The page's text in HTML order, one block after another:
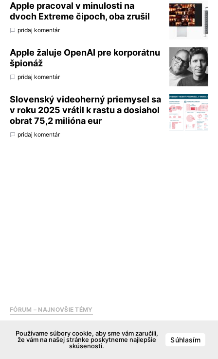
Apple pracoval v minulosti na
dvoch Extreme čipoch, oba zrušil
pridaj komentár
Apple žaluje OpenAI pre korporátnu
špionáž
pridaj komentár
Slovenský videoherný priemysel sa
v roku 2025 vrátil k rastu a dosiahol
obrat 75,2 milióna eur
pridaj komentár
FÓRUM – NAJNOVŠIE TÉMY
Cestovateľská apka od slovenského vývojára –
journeybot
PROSIM VYMAZAT
Používame súbory cookie, aby sme vám zaručili,
že vám na našej stránke poskytneme najlepšie
skúsenosti.
Súhlasím